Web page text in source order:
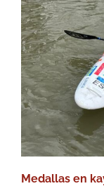
Medallas en